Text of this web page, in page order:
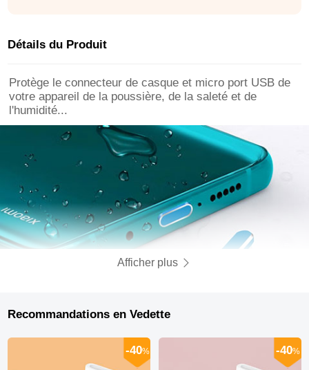
Détails du Produit
Protège le connecteur de casque et micro port USB de
votre appareil de la poussière, de la saleté et de
l'humidité...
Afficher plus
Recommandations en Vedette
-40% -40%